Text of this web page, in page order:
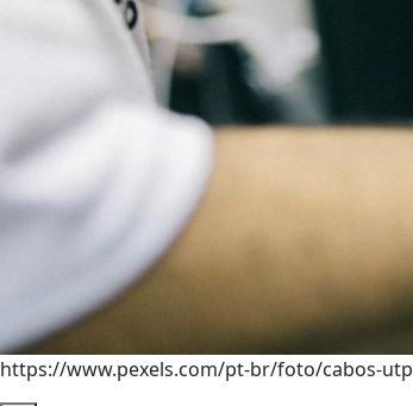
https://www.pexels.com/pt-br/foto/cabos-